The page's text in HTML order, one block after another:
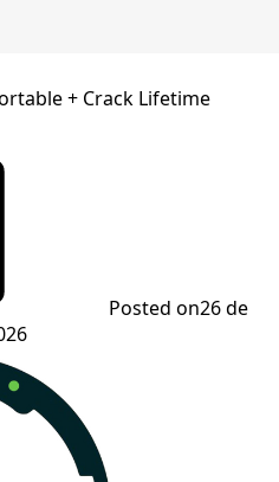
+ Crack Lifetime
Posted on26 de